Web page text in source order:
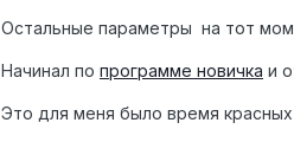
Остальные параметры на тот
Начинал по программе новичка и
Это для меня было время